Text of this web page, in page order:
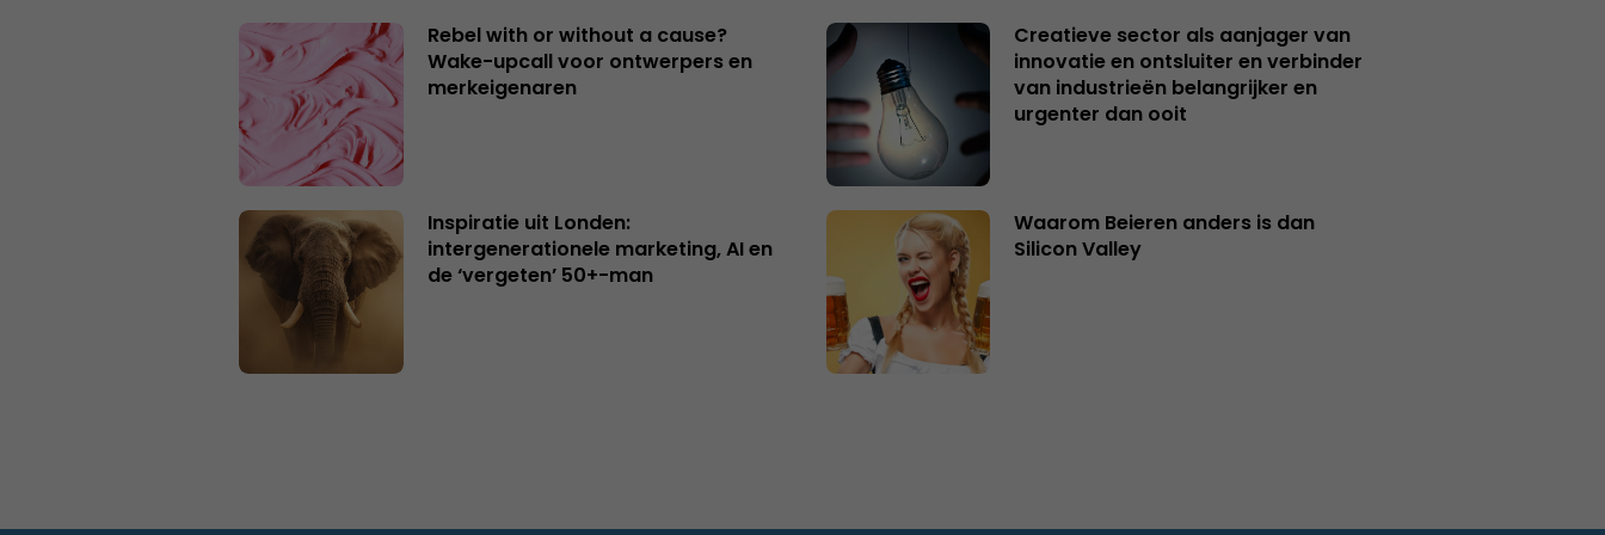
Rebel with or without a cause?
Wake-upcall voor ontwerpers en
merkeigenaren
Creatieve sector als aanjager van
innovatie en ontsluiter en verbinder
van industrieën belangrijker en
urgenter dan ooit
Inspiratie uit Londen:
intergenerationele marketing, AI en
de ‘vergeten’ 50+-man
Waarom Beieren anders is dan
Silicon Valley